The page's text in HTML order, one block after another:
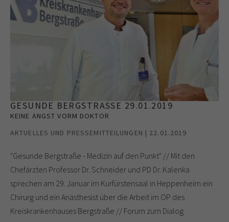
GESUNDE BERGSTRASSE 29.01.2019
KEINE ANGST VORM DOKTOR
AKTUELLES UND PRESSEMITTEILUNGEN | 22.01.2019
"Gesunde Bergstraße - Medizin auf den Punkt" // Mit den
Chefärzten Professor Dr. Schneider und PD Dr. Kalenka
sprechen am 29. Januar im Kurfürstensaal in Heppenheim ein
Chirurg und ein Anästhesist über die Arbeit im OP des
Kreiskrankenhauses Bergstraße // Forum zum Dialog